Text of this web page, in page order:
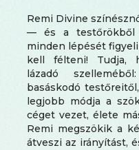
Remi Divine
— és a testőrökből
minden lépését
kell félteni! Tudja,
lázadó
basáskodó
legjobb módja a
céget vezet, élete
Remi megszökik a
átveszi az irányítást,